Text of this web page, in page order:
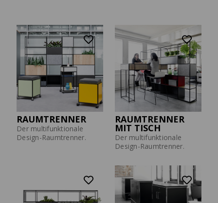
SIDEBOARD
LES COULEURS®
LE CORBUSIER
Der Design-Klassiker.
SITZWÜRFEL AUF
Der Design-Sitzwürfel mit
Extras.
Solutions
Presse
RAUMTRENNER
Der multifunktionale
Design-Raumtrenner.
RAUMTRENNER
MIT TISCH
Der multifunktionale
Design-Raumtrenner.